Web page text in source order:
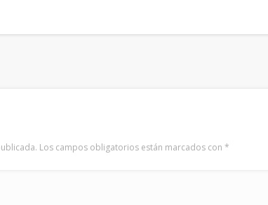
Los campos obligatorios están marcados con*